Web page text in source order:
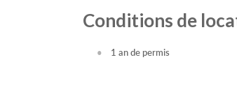
Conditions de
1 an de permis